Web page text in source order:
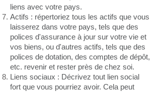
liens avec votre pays.
Actifs : répertoriez tous les actifs que vous
laisserez dans votre pays, tels que des
polices d'assurance à jour sur votre vie et
vos biens, ou d'autres actifs, tels que des
polices de dotation, des comptes de dépôt,
etc. revenir et rester près de chez soi.
Liens sociaux : Décrivez tout lien social
fort que vous pourriez avoir. Cela peut